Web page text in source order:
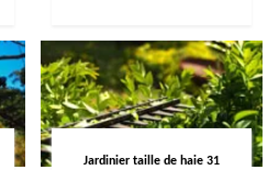
Jardinier taille de haie 31